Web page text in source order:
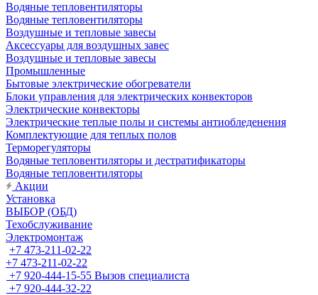
Водяные тепловентиляторы
Водяные тепловентиляторы
Воздушные и тепловые завесы
Аксессуары для воздушных завес
Воздушные и тепловые завесы
Промышленные
Бытовые электрические обогреватели
Блоки управления для электрических конвекторов
Электрические конвекторы
Электрические теплые полы и системы антиобледенения
Комплектующие для теплых полов
Терморегуляторы
Водяные тепловентиляторы и дестратификаторы
Водяные тепловентиляторы
Акции
Установка
ВЫБОР (ОБД)
Техобслуживание
Электромонтаж
+7 473-211-02-22
+7 473-211-02-22
+7 920-444-15-55 Вызов специалиста
+7 920-444-32-22